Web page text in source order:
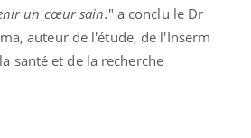
un cœur sain." a conclu le Dr
auteur de l'étude, de l'Inserm
santé et de la recherche